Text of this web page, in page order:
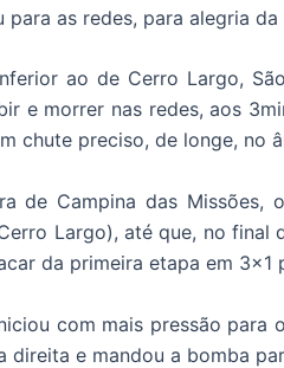
para as redes, para alegria
ao de Cerro Largo,
e morrer nas redes, aos
chute preciso, de longe, no
de Campina das
Largo), até que, no
da primeira etapa em 3×1
com mais pressão
direita e mandou a bomba